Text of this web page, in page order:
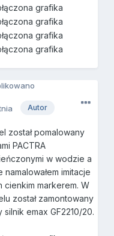
Autor
został pomalowany
PACTRA
w wodzie a
namalowałem imitacje
cienkim markerem. W
został zamontowany
silnik emax GF2210/20.